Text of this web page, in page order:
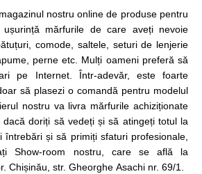
nostru online de produse pentru
mărfurile de care aveți nevoie
comode, saltele, seturi de lenjerie
perne etc. Mulți oameni preferă să
pe Internet. Într-adevăr, este foarte
să plasezi o comandă pentru modelul
nostru va livra mărfurile achiziționate
doriți să vedeți și să atingeți totul la
întrebări și să primiți sfaturi profesionale,
Show-room nostru, care se află la
Chișinău, str. Gheorghe Asachi nr. 69/1.